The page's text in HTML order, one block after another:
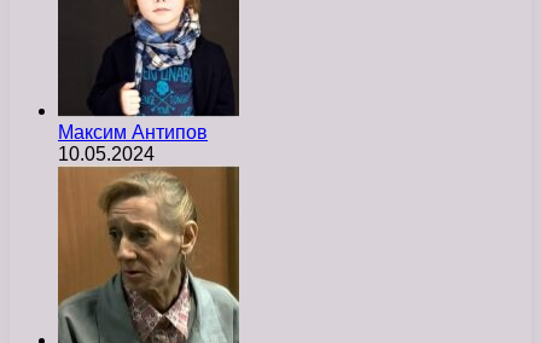
Максим Антипов
10.05.2024